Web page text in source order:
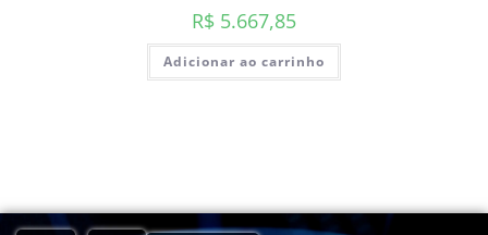
R$ 5.667,85
Adicionar ao carrinho